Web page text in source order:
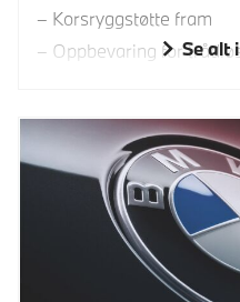
Korsryggstøtte fram
Oppbevaring forSe alt